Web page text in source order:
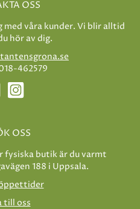
OSS
med våra kunder. Vi blir alltid
hör av dig.
462579
OSS
fysiska butik är du varmt
188 i Uppsala.
till oss